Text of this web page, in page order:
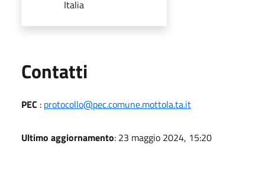
Italia
Contatti
PEC : protocollo@pec.comune.mottola.ta.it
Ultimo aggiornamento: 23 maggio 2024, 15:20